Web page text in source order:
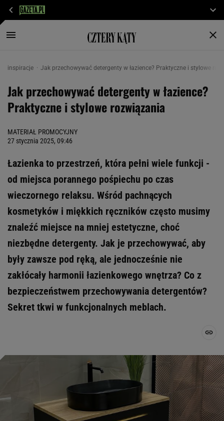
inspiracje Jak przechowywać detergenty w łazience? Praktyczne i stylowe
Jak przechowywać detergenty w łazience?
Praktyczne i stylowe rozwiązania
MATERIAŁ PROMOCYJNY
27 stycznia 2025, 09:46
Łazienka to przestrzeń, która pełni wiele funkcji -
od miejsca porannego pośpiechu po czas
wieczornego relaksu. Wśród pachnących
kosmetyków i miękkich ręczników często musimy
znaleźć miejsce na mniej estetyczne, choć
niezbędne detergenty. Jak je przechowywać, aby
były zawsze pod ręką, ale jednocześnie nie
zakłócały harmonii łazienkowego wnętrza? Co z
bezpieczeństwem przechowywania detergentów?
Sekret tkwi w funkcjonalnych meblach.